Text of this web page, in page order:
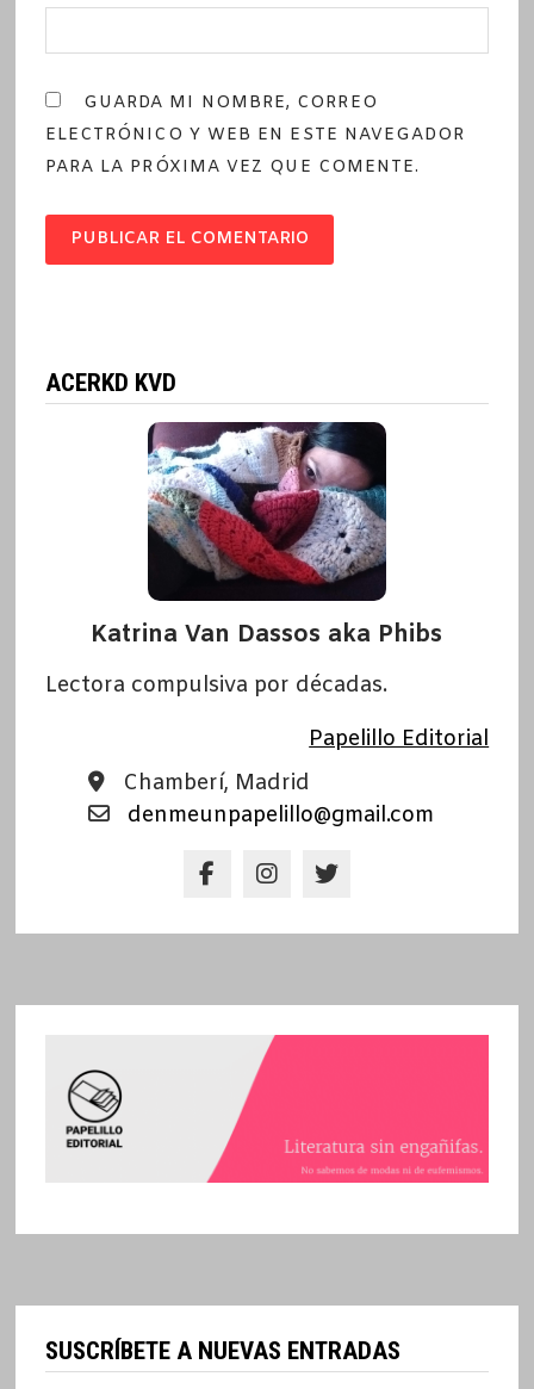
GUARDA MI NOMBRE, CORREO
ELECTRÓNICO Y WEB EN ESTE NAVEGADOR
PARA LA PRÓXIMA VEZ QUE COMENTE.
ACERKD KVD
Katrina Van Dassos aka Phibs
Lectora compulsiva por décadas.
Papelillo Editorial
Chamberí, Madrid
denmeunpapelillo@gmail.com
SUSCRÍBETE A NUEVAS ENTRADAS